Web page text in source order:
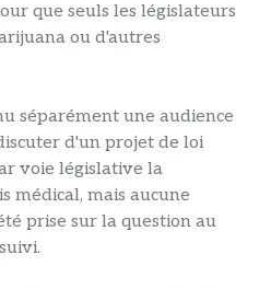
que seuls les législateurs
ou d'autres
séparément une audience
d'un projet de loi
voie législative la
médical, mais aucune
prise sur la question au